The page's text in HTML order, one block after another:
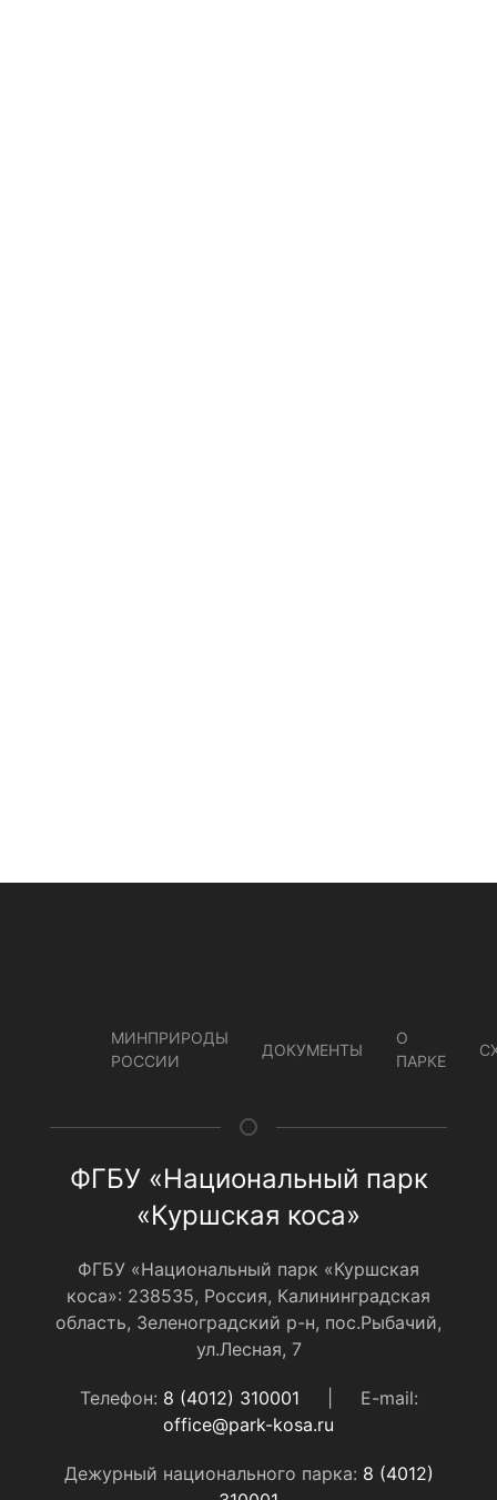
МИНПРИРОДЫ
РОССИИ
ДОКУМЕНТЫ
О
ПАРКЕ
ФГБУ «Национальный парк
«Куршская коса»
ФГБУ «Национальный парк «Куршская
коса»: 238535, Россия, Калининградская
область, Зеленоградский р-н, пос.Рыбачий,
ул.Лесная, 7
Телефон: 8 (4012) 310001
E-mail:
office@park-kosa.ru
Дежурный национального парка: 8 (4012)